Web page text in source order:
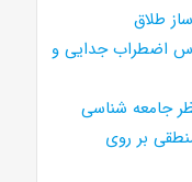
طلاق
اضطراب جدایی و
جامعه شناسی
بر روی